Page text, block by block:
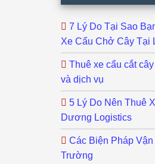
7 Lý Do Tại Sao
Xe Cẩu Chở Cây Tại
Thuê xe cẩu cắt
và dịch vụ
5 Lý Do Nên Thuê
Dương Logistics
Các Biện Pháp
Trường